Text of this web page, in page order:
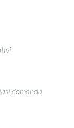
domanda